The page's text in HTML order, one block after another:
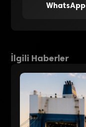
WhatsApp
İlgili Haberler